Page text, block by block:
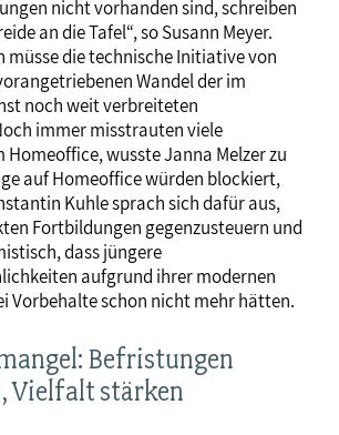
nicht vorhanden sind, schreiben
an die Tafel“, so Susann Meyer.
müsse die technische Initiative von
Wandel der im
noch weit verbreiteten
immer misstrauten viele
Homeoffice, wusste Janna Melzer zu
auf Homeoffice würden blockiert,
Kuhle sprach sich dafür aus,
Fortbildungen gegenzusteuern und
dass jüngere
aufgrund ihrer modernen
Vorbehalte schon nicht mehr hätten.
Befristungen
Vielfalt stärken